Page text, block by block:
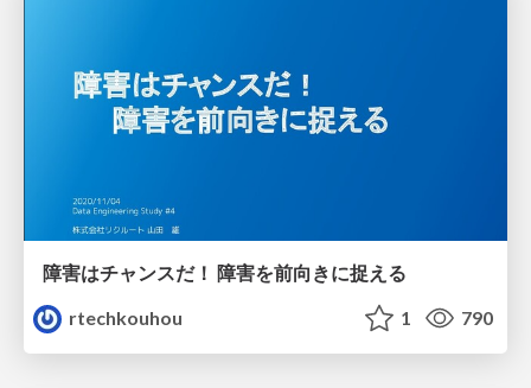
障害はチャンスだ！ 障害を前向きに捉える
rtechkouhou
1 790